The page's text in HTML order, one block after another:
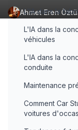
Ahmet Eren
L'IA dans la
L'IA dans la
véhicules
L'IA dans la
conduite
Maintenance
Comment Car
voitures